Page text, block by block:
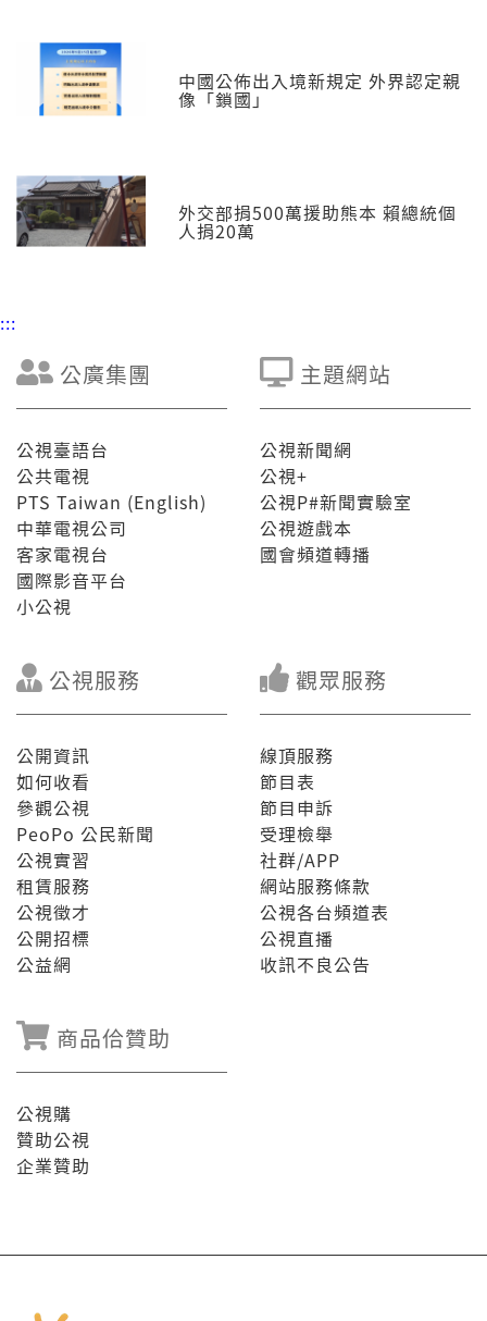
中國公佈出入境新規定 外界認定親
像「鎖國」
外交部捐500萬援助熊本 賴總統個
人捐20萬
:::
公廣集團
公視臺語台
公共電視
PTS Taiwan (English)
中華電視公司
客家電視台
國際影音平台
小公視
主題網站
公視新聞網
公視+
公視P#新聞實驗室
公視遊戲本
國會頻道轉播
公視服務
公開資訊
如何收看
參觀公視
PeoPo 公民新聞
公視實習
租賃服務
公視徵才
公開招標
公益網
觀眾服務
線頂服務
節目表
節目申訴
受理檢舉
社群/APP
網站服務條款
公視各台頻道表
公視直播
收訊不良公告
商品佮贊助
公視購
贊助公視
企業贊助